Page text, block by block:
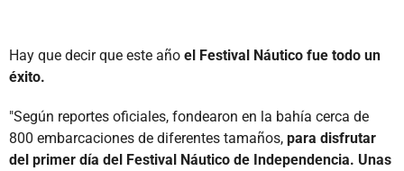
Hay que decir que este año el Festival Náutico fue todo un
éxito.
"Según reportes oficiales, fondearon en la bahía cerca de
800 embarcaciones de diferentes tamaños, para disfrutar
del primer día del Festival Náutico de Independencia. Unas